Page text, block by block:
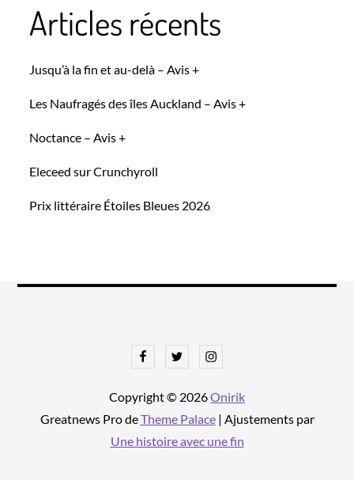
Articles récents
Jusqu’à la fin et au-delà – Avis +
Les Naufragés des îles Auckland – Avis +
Noctance – Avis +
Eleceed sur Crunchyroll
Prix littéraire Étoiles Bleues 2026
FacebookTwitterInstagram
Copyright © 2026Onirik
Greatnews Pro deTheme Palace| Ajustements par
Une histoire avec une fin